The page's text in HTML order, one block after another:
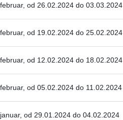
od 26.02.2024 do 03.03.2024
od 19.02.2024 do 25.02.2024
od 12.02.2024 do 18.02.2024
od 05.02.2024 do 11.02.2024
od 29.01.2024 do 04.02.2024